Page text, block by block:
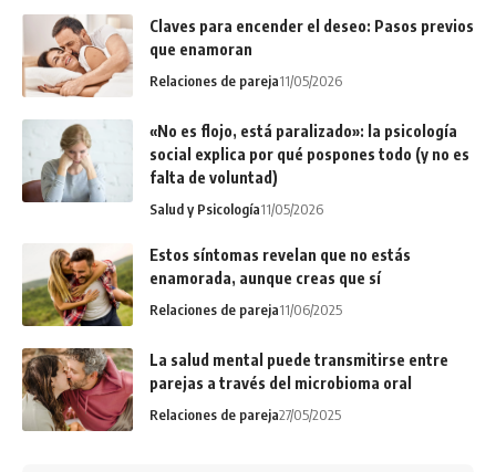
Claves para encender el deseo: Pasos previos
que enamoran
Relaciones de pareja11/05/2026
«No es flojo, está paralizado»: la psicología
social explica por qué pospones todo (y no es
falta de voluntad)
Salud y Psicología11/05/2026
Estos síntomas revelan que no estás
enamorada, aunque creas que sí
Relaciones de pareja11/06/2025
La salud mental puede transmitirse entre
parejas a través del microbioma oral
Relaciones de pareja27/05/2025